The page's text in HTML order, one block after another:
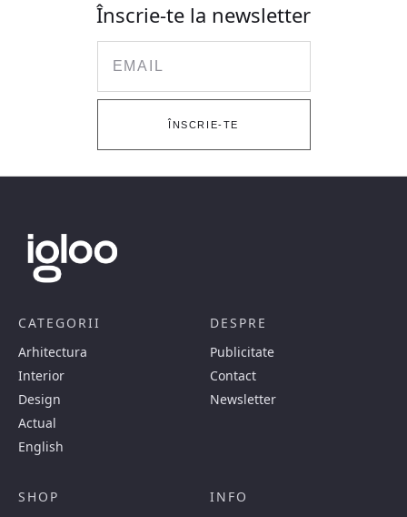
Înscrie-te la newsletter
ÎNSCRIE-TE
CATEGORII
Arhitectura
Interior
Design
Actual
English
DESPRE
Publicitate
Contact
Newsletter
SHOP
INFO